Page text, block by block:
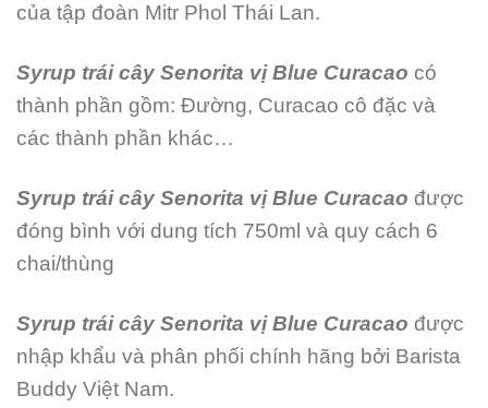
của tập đoàn Mitr Phol Thái Lan.
Syrup trái cây Senorita vị Blue Curacao có
thành phần gồm: Đường, Curacao cô đặc và
các thành phần khác…
Syrup trái cây Senorita vị Blue Curacao được
đóng bình với dung tích 750ml và quy cách 6
chai/thùng
Syrup trái cây Senorita vị Blue Curacao được
nhập khẩu và phân phối chính hãng bởi Barista
Buddy Việt Nam.